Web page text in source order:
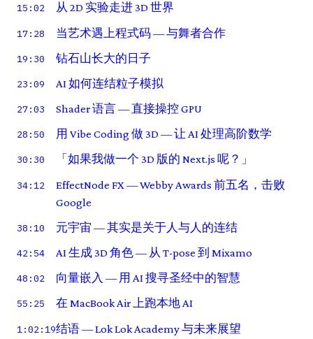
15:02 从 2D 实验走进 3D 世界
17:28 当艺术遇上程式码 — 与舞者合作
19:30 钻石山长大的日子
23:09 AI 如何连结粒子模拟
27:03 Shader 语言 — 直接操控 GPU
28:50 用 Vibe Coding 做 3D — 让 AI 处理高阶数学
30:30 「如果我做一个 3D 版的 Next.js 呢？」
34:12
EffectNode FX — Webby Awards 前五名，击败
Google
38:10 元宇宙 — 其实是关于人与人的连结
42:54 AI 生成 3D 角色 — 从 T-pose 到 Mixamo
48:02 向量嵌入 — 用 AI 搜寻圣经中的智慧
55:25 在 MacBook Air 上跑本地 AI
1:02:19结语 — Lok Lok Academy 与未来展望